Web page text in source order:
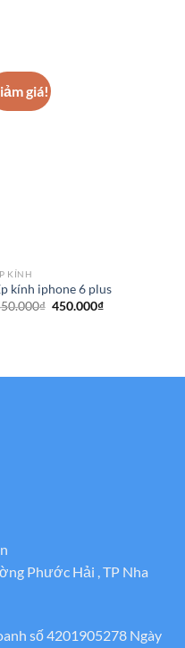
giá!
KÍNH
kính iphone 6 plus
₫ Giá
450.000₫Giá
Phước Hải , TP Nha
số 4201905278 Ngày